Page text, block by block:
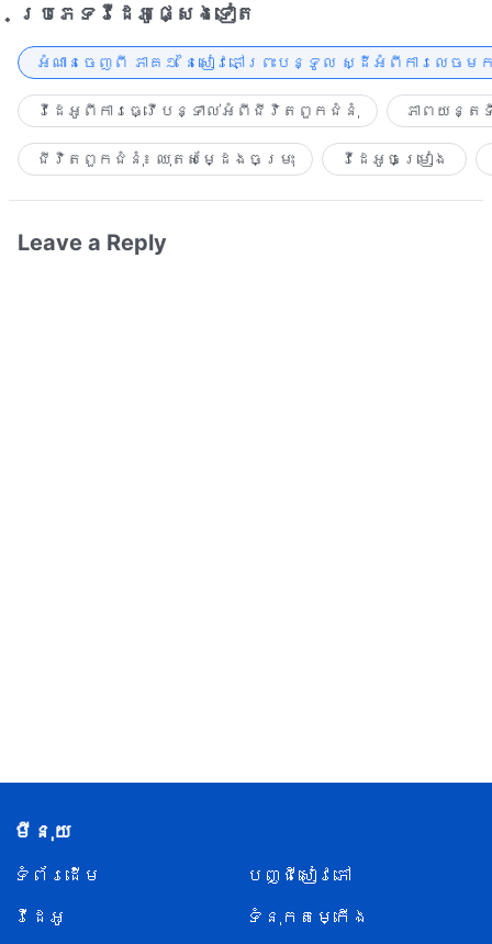
ប្រភេទ​វីដេអូ​ផ្សេង​ទៀត​
អំណានចេញពី ភាគ១ នៃសៀវភៅព្រះបន្ទូល ស្ដីអំពីការលេច
វីដេអូពីការធ្វើបន្ទាល់អំពីជីវិតពួកជំនុំ ភាពយន្
ជីវិតពួកជំនុំ៖ ឈុតសម្ដែងចម្រុះ វីដេអូចម្រៀង​
Leave a Reply
មីនុយ
ទំព័រ​ដើម
បញ្ជីសៀវភៅ
វីដេអូ
ទំនុកតម្កើង